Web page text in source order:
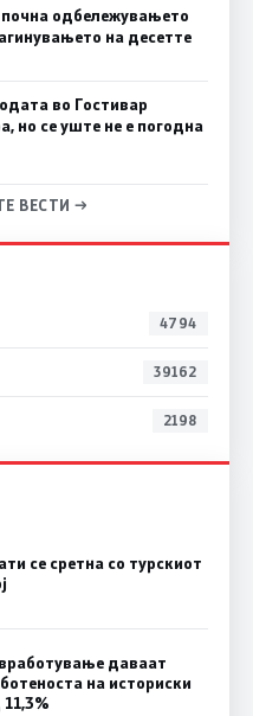
одбележувањето
на десетте
во Гостивар
но се уште не е погодна
ВЕСТИ →
4794
39162
2198
се сретна со турскиот
даваат
на историски